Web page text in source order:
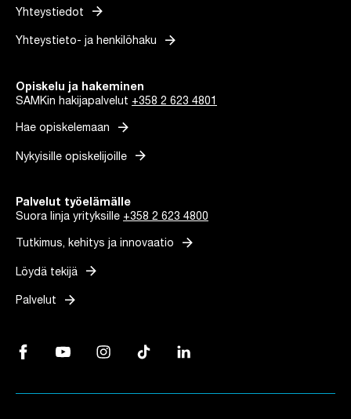
Yhteystiedot arrow_forward
Yhteystieto- ja henkilöhaku arrow_forward
Opiskelu ja hakeminen
SAMKin hakijapalvelut +358 2 623 4801
Hae opiskelemaan arrow_forward
Nykyisille opiskelijoille arrow_forward
Palvelut työelämälle
Suora linja yrityksille +358 2 623 4800
Tutkimus, kehitys ja innovaatio arrow_forward
Löydä tekijä arrow_forward
Palvelut arrow_forward
Facebook, Linkki avautuu uuteen välilehteen
YouTube, Linkki avautuu uuteen välilehteen
Instagram, Linkki avautuu uuteen välilehteen
TikTok, Linkki avautuu uuteen välilehteen
LinkedIn, Linkki avautuu uuteen